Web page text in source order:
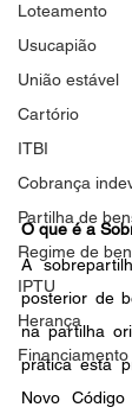
Loteamento
Usucapião
União estável
Cartório
ITBI
Cobrança
Partilha de
Regime de
IPTU
Herança
Financiamento
O que é a
A
posterior de
na partilha
prática está
Novo